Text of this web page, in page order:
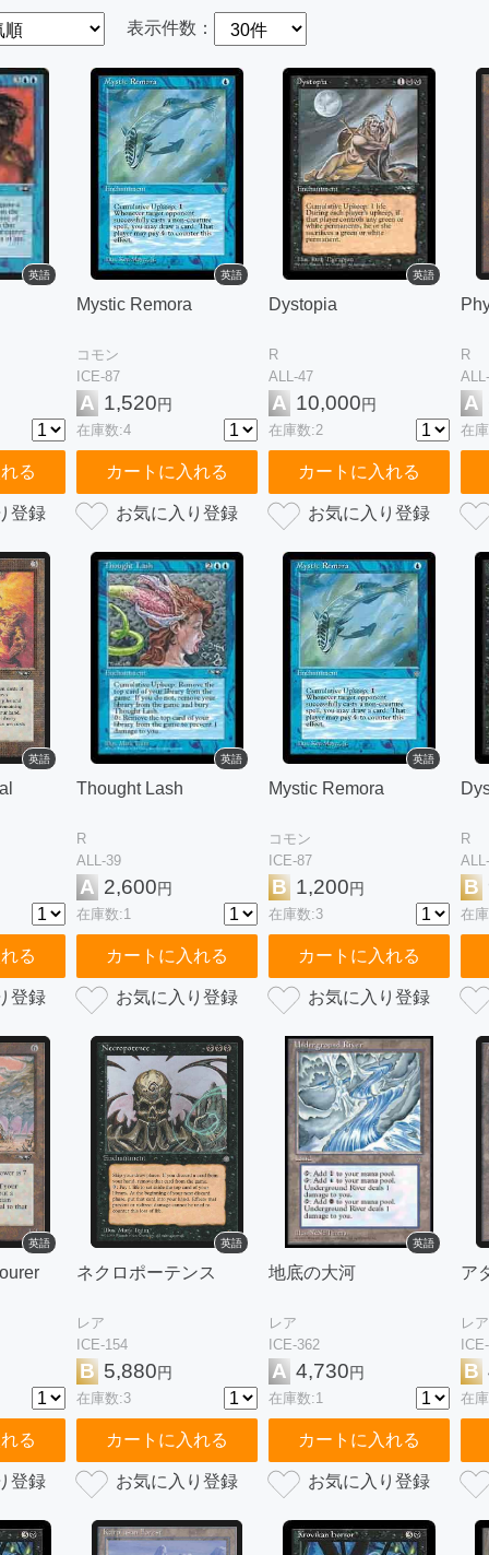
表示件数：
英語
る
英語
Mystic Remora
コモン
ICE-87
A 1,520円
在庫数:4
カートに入れる
英語
Dystopia
R
ALL-47
A 10,000円
在庫数:2
カートに入れる
R
A
在
英語
る
英語
Thought Lash
R
ALL-39
A 2,600円
在庫数:1
カートに入れる
英語
Mystic Remora
コモン
ICE-87
B 1,200円
在庫数:3
カートに入れる
R
B
在
英語
る
英語
ネクロポーテンス
レア
ICE-154
B 5,880円
在庫数:3
カートに入れる
英語
地底の大河
レア
ICE-362
A 4,730円
在庫数:1
カートに入れる
ア
レア
B
在